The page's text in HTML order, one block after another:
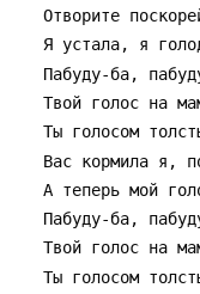
Отворите
Я устала, я
Пабуду-ба,
Твой голос на
Ты голосом
Вас кормила я,
А теперь мой
Пабуду-ба,
Твой голос на
Ты голосом